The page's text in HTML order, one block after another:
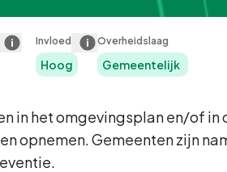
Invloed
Hoog
Overheidslaag
Gemeentelijk
in het omgevingsplan en/of in
opnemen. Gemeenten zijn